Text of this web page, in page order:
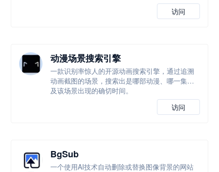
访问
动漫场景搜索引擎
一款识别率惊人的开源动画搜索引擎，通过追溯
动画截图的场景，搜索出是哪部动漫、哪一集以
及该场景出现的确切时间。
访问
BgSub
一个使用AI技术自动删除或替换图像背景的网站